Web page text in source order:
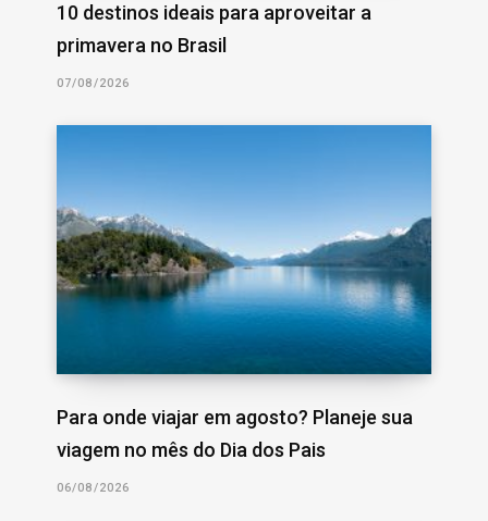
10 destinos ideais para aproveitar a
primavera no Brasil
07/08/2026
Para onde viajar em agosto? Planeje sua
viagem no mês do Dia dos Pais
06/08/2026